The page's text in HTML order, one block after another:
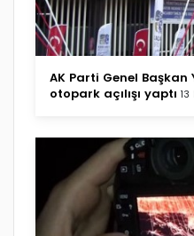
AK Parti Genel Başkan
otopark açılışı yaptı